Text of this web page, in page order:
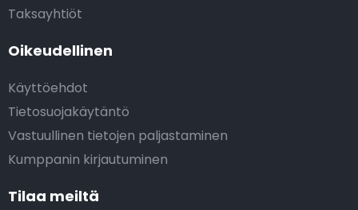
Taksayhtiöt
Oikeudellinen
Käyttöehdot
Tietosuojakäytäntö
Vastuullinen tietojen paljastaminen
Kumppanin kirjautuminen
Tilaa meiltä